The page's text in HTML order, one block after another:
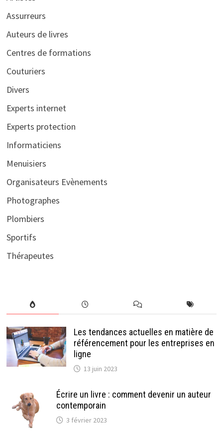
Assurreurs
Auteurs de livres
Centres de formations
Couturiers
Divers
Experts internet
Experts protection
Informaticiens
Menuisiers
Organisateurs Evènements
Photographes
Plombiers
Sportifs
Thérapeutes
Les tendances actuelles en matière de
référencement pour les entreprises en
ligne
13 juin 2023
Écrire un livre : comment devenir un auteur
contemporain
3 février 2023